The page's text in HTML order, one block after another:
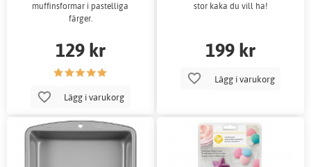
muffinsformar i pastelliga
färger.
129 kr
Lägg i varukorg
stor kaka du vill ha!
199 kr
Lägg i varukorg